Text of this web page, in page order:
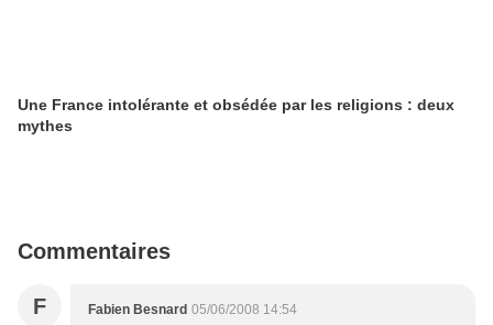
Une France intolérante et obsédée par les religions : deux
mythes
Commentaires
F Fabien Besnard 05/06/2008 14:54